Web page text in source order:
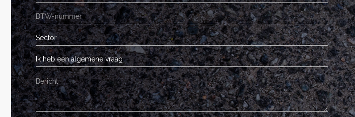
Sector
Ik heb een algemene vraag